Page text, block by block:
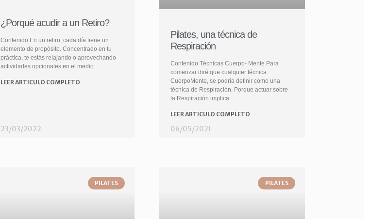
¿Porqué acudir a un Retiro?
Contenido En un retiro, cada día tiene un
elemento de propósito. Concentrado en tu
práctica, te estás relajando o aprovechando
actividades opcionales en el medio.
LEER ARTICULO COMPLETO
23/03/2022
Pilates, una técnica de
Respiración
Contenido Técnicas Cuerpo- Mente Para
comenzar diré que cualquier técnica
CuerpoMente, se podría definir como una
técnica de Respiración. Porque actuar sobre
la Respiración implica
LEER ARTICULO COMPLETO
06/05/2021
PILATES PILATES